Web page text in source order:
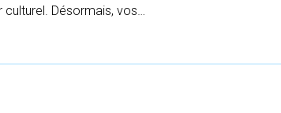
Désormais, vos…